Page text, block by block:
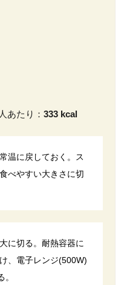
あたり ： 333 kcal
温に戻しておく。ス
べやすい大きさに切
に切る。耐熱容器に
、電子レンジ(500W)